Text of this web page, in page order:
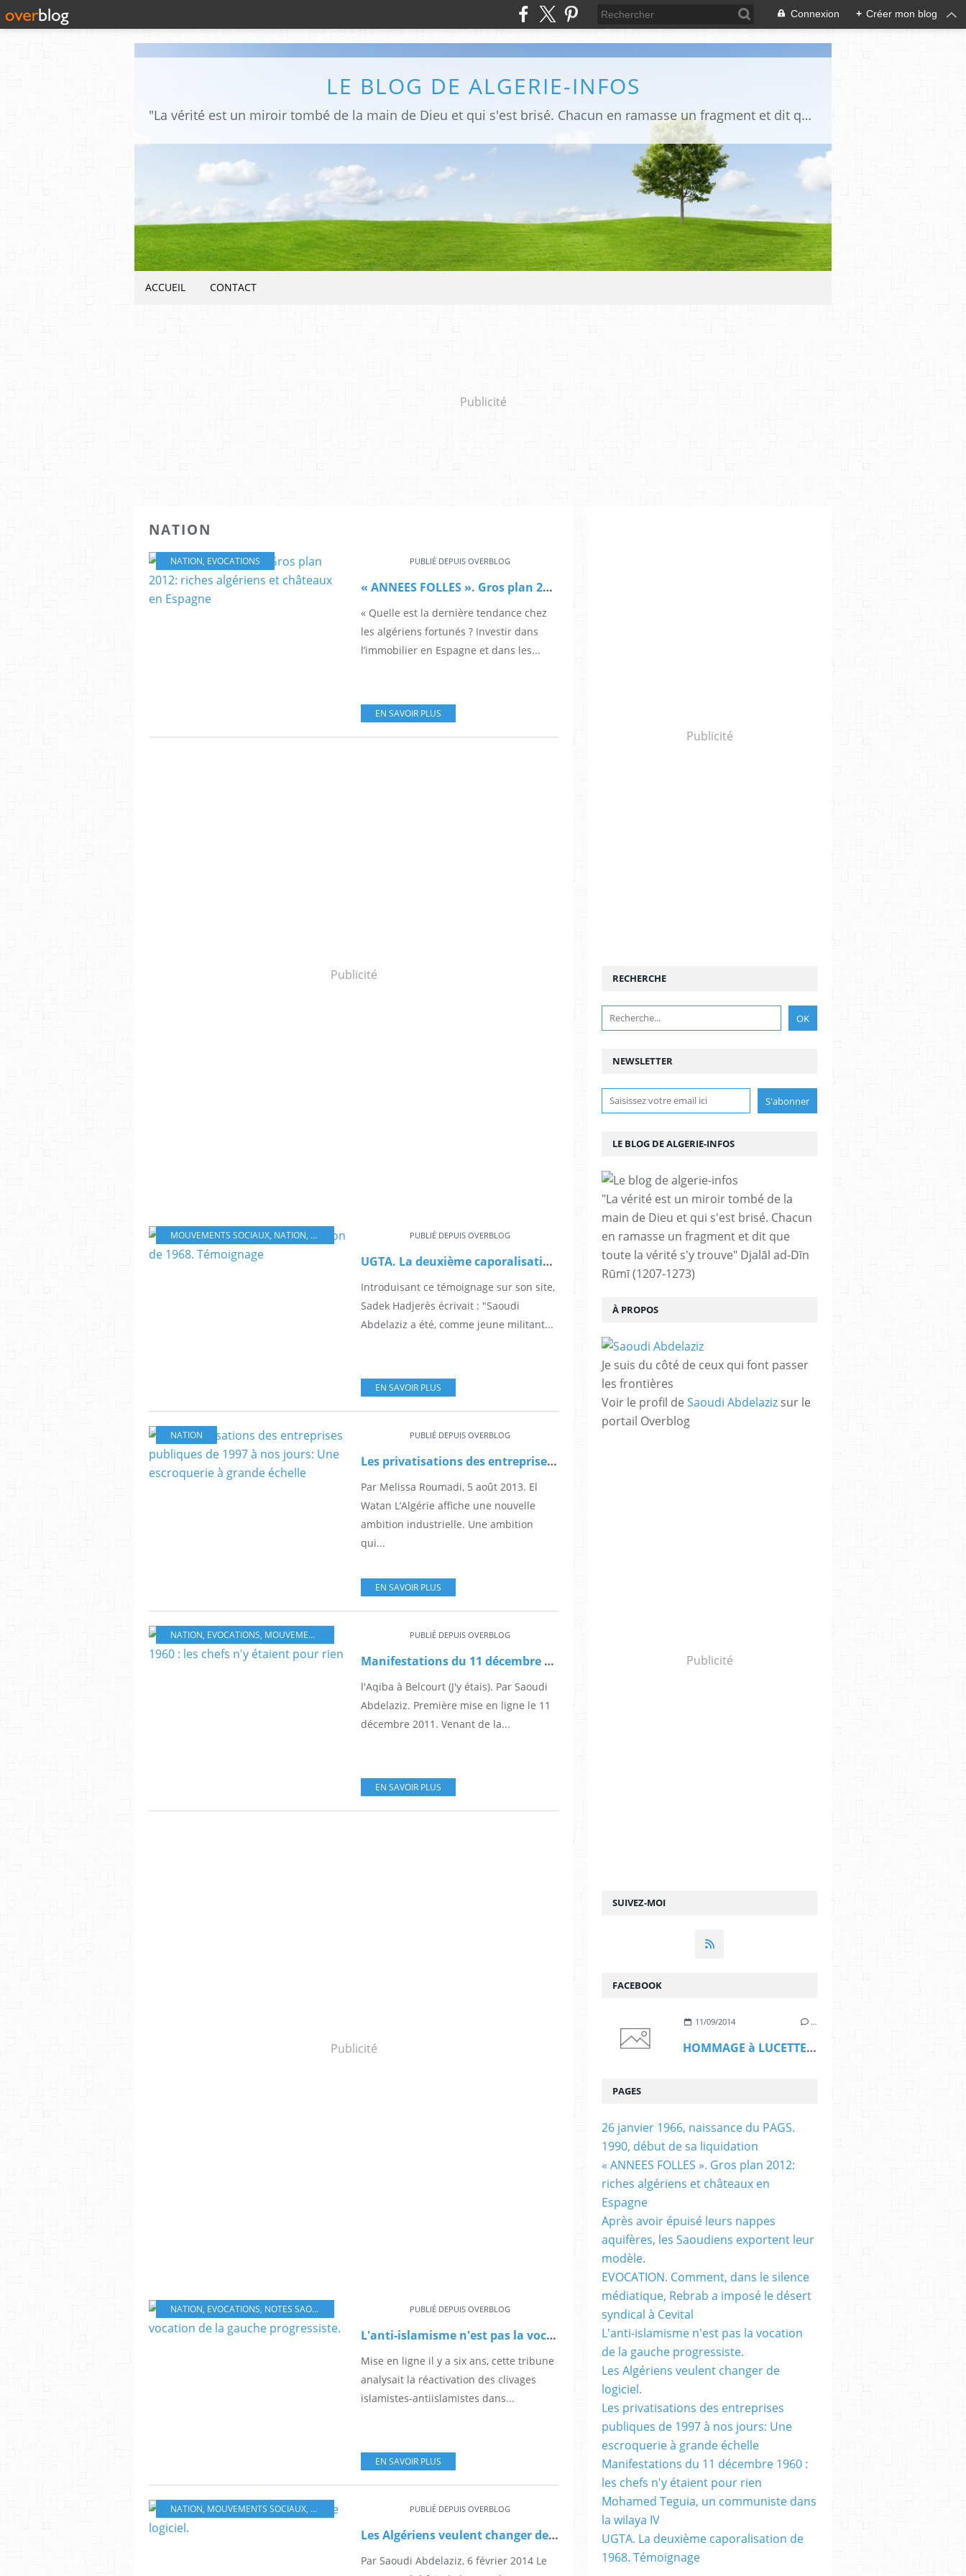
Connexion + Créer mon blog
LE BLOG DE ALGERIE-INFOS
"La vérité est un miroir tombé de la main de Dieu et qui s'est brisé. Chacun en ramasse un fragment et dit que toute la vérité s'y trouve" Djalāl ad-Dīn Rūmī (1207-1273)
ACCUEIL CONTACT
Publicité
NATION
NATION, EVOCATIONS PUBLIÉ DEPUIS OVERBLOG
« ANNEES FOLLES ». Gros plan 2012: riches algériens et châteaux en Espagne
« Quelle est la dernière tendance chez
les algériens fortunés ? Investir dans
l’immobilier en Espagne et dans les...
EN SAVOIR PLUS
Publicité
MOUVEMENTS SOCIAUX, NATION, EVOCATIONS PUBLIÉ DEPUIS OVERBLOG
UGTA. La deuxième caporalisation de 1968. Témoignage
Introduisant ce témoignage sur son site,
Sadek Hadjerès écrivait : "Saoudi
Abdelaziz a été, comme jeune militant...
EN SAVOIR PLUS
NATION PUBLIÉ DEPUIS OVERBLOG
Les privatisations des entreprises publiques de 1997 à nos jours: Une escroquerie à grande échelle
Par Melissa Roumadi, 5 août 2013. El
Watan L’Algérie affiche une nouvelle
ambition industrielle. Une ambition
qui...
EN SAVOIR PLUS
NATION, EVOCATIONS, MOUVEMENTS SOCIAUX PUBLIÉ DEPUIS OVERBLOG
Manifestations du 11 décembre 1960 : les chefs n'y étaient pour rien
l'Aqiba à Belcourt (J'y étais). Par Saoudi
Abdelaziz. Première mise en ligne le 11
décembre 2011. Venant de la...
EN SAVOIR PLUS
Publicité
NATION, EVOCATIONS, NOTES SAOUDI PUBLIÉ DEPUIS OVERBLOG
L'anti-islamisme n'est pas la vocation de la gauche progressiste.
Mise en ligne il y a six ans, cette tribune
analysait la réactivation des clivages
islamistes-antiislamistes dans...
EN SAVOIR PLUS
NATION, MOUVEMENTS SOCIAUX, NOTES SAOUDI EVOCATIONSPUBLIÉ DEPUIS OVERBLOG
Les Algériens veulent changer de logiciel.
Par Saoudi Abdelaziz, 6 février 2014 Le
Publicité
NEWSLETTER
SUIVEZ-MOI
RECHERCHE
LE BLOG DE ALGERIE-INFOS
"La vérité est un miroir tombé de la
main de Dieu et qui s'est brisé. Chacun
en ramasse un fragment et dit que
toute la vérité s'y trouve" Djalāl ad-Dīn
Rūmī (1207-1273)
À PROPOS
Je suis du côté de ceux qui font passer
les frontières
Voir le profil de Saoudi Abdelaziz sur le
portail Overblog
Publicité
FACEBOOK
11/09/2014 …
HOMMAGE à LUCETTE HADJ ALI
PAGES
26 janvier 1966, naissance du PAGS.
1990, début de sa liquidation
« ANNEES FOLLES ». Gros plan 2012:
riches algériens et châteaux en
Espagne
Après avoir épuisé leurs nappes
aquifères, les Saoudiens exportent leur
modèle.
EVOCATION. Comment, dans le silence
médiatique, Rebrab a imposé le désert
syndical à Cevital
L'anti-islamisme n'est pas la vocation
de la gauche progressiste.
Les Algériens veulent changer de
logiciel.
Les privatisations des entreprises
publiques de 1997 à nos jours: Une
escroquerie à grande échelle
Manifestations du 11 décembre 1960 :
les chefs n'y étaient pour rien
Mohamed Teguia, un communiste dans
la wilaya IV
UGTA. La deuxième caporalisation de
1968. Témoignage